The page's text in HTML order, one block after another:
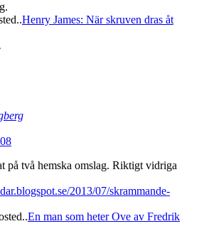
Henry James: När skruven dras åt
på två hemska omslag. Riktigt vidriga
2013/07/skrammande-
En man som heter Ove av Fredrik